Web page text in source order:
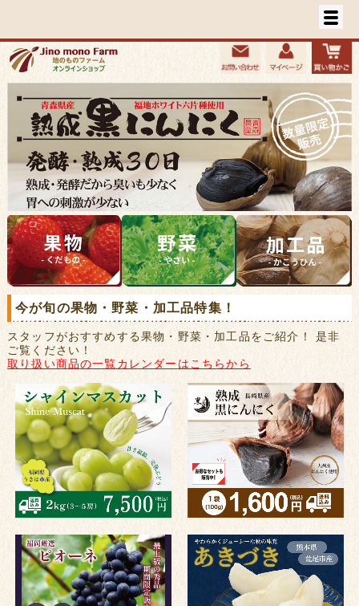
今が旬の果物・野菜・加工品特集！
スタッフがおすすめする果物・野菜・加工品をご紹介！ 是非
ご覧ください！
取り扱い商品の一覧カレンダーはこちらから